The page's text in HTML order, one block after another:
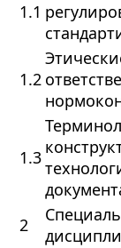
1.1
1.2
1.3
2